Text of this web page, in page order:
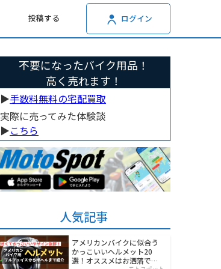
投稿する ログイン
不要になったバイク用品！
高く売れます！
▶︎手数料無料の宅配買取
実際に売ってみた体験談
▶︎こちら
人気記事
アメリカンバイクに似合う
かっこいいヘルメット20
選！オススメはお洒落でワ